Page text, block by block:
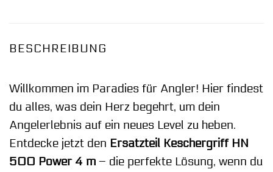
BESCHREIBUNG
Willkommen im Paradies für Angler! Hier findest
du alles, was dein Herz begehrt, um dein
Angelerlebnis auf ein neues Level zu heben.
Entdecke jetzt den Ersatzteil Keschergriff HN
500 Power 4 m – die perfekte Lösung, wenn du